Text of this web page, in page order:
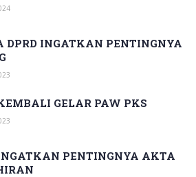
DPRD INGATKAN PENTINGNYA
GELAR PAW PKS
PENTINGNYA AKTA